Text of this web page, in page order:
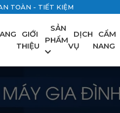
TOÀN - TIẾT KIỆM
GIỚI
THIỆU
SẢN
PHẨM
DỊCH
VỤ
CẨM
NANG